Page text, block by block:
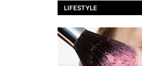
LIFESTYLE